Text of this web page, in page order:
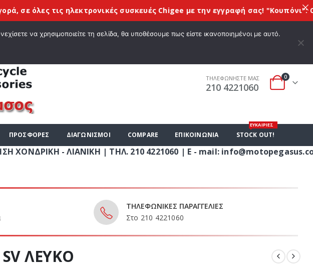
ΜΕ ΕΜΆΣ BLOG ΛΊΣΤΑ ΕΠΙΘΥΜΙΏΝ Ο ΛΟΓΑΡΙΑΣΜΌΣ ΜΟΥ ΚΑΛΆΘΙ ΑΓΟΡΏΝ ΣΎΝΔΕΣΗ
ΤΗΛΕΦΩΝΗΣΤΕ ΜΑΣ
210 4221060
0
ΠΡΟΣΦΟΡΕΣ ΔΙΑΓΩΝΙΣΜΟΙ COMPARE ΕΠΙΚΟΙΝΩΝΊΑ STOCK OUT!
ΕΥΚΑΙΡΙΕΣ
| ΤΗΛ. 210 4221060 | E - mail: info@motopegasus.com | ΕΠΙΣΗΜΟΣ
ΤΗΛΕΦΩΝΙΚΕΣ ΠΑΡΑΓΓΕΛΙΕΣ
Στο 210 4221060
SV ΛΕΥΚΟ
τιςηλεκτρονικές συσκευές Chigeeμε την εγγραφή σας! "Kουπόνι": CHIGEE10
να χρησιμοποιείτε τη σελίδα, θα υποθέσουμε πως είστε ικανοποιημένοι με αυτό.